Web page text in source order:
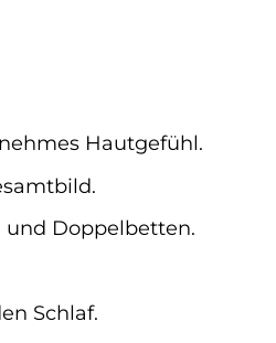
Hautgefühl.
und Doppelbetten.
Schlaf.